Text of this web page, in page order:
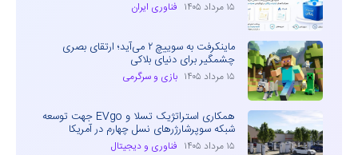
۱۵ مرداد ۱۴۰۵ فناوری ایران
ماینکرفت به سوییچ ۲ می‌آید؛ ارتقای بصری
چشمگیر برای دنیای بلاکی
۱۵ مرداد ۱۴۰۵ بازی و سرگرمی
همکاری استراتژیک تسلا و EVgo جهت توسعه
شبکه سوپرشارژرهای نسل چهارم در آمریکا
۱۵ مرداد ۱۴۰۵ فناوری و دیجیتال